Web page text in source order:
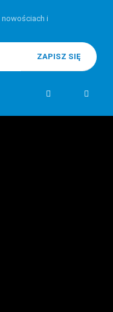
nowościach i